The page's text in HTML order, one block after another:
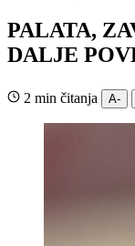
PALATA,
DALJE
2 min čitanja A-